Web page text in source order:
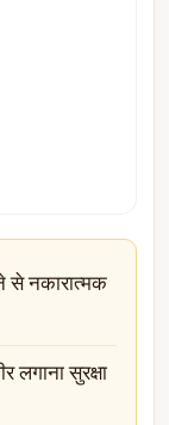
से नकारात्मक
लगाना सुरक्षा